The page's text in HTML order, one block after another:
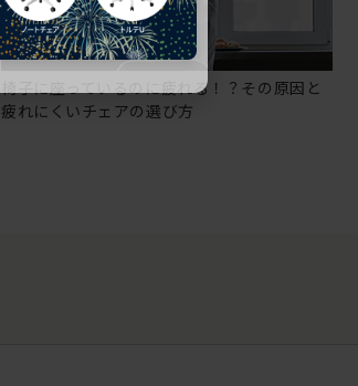
椅子に座っているのに疲れる！？その原因と
疲れにくいチェアの選び方